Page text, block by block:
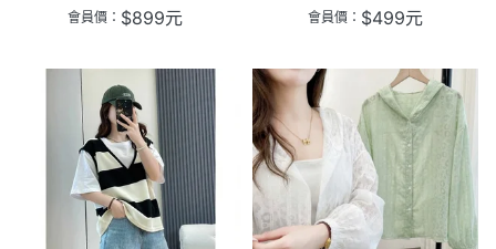
會員價： $899元 會員價： $499元